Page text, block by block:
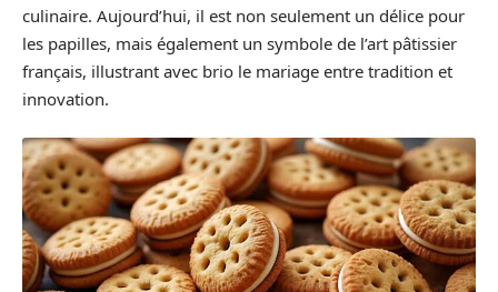
culinaire. Aujourd’hui, il est non seulement un délice pour
les papilles, mais également un symbole de l’art pâtissier
français, illustrant avec brio le mariage entre tradition et
innovation.